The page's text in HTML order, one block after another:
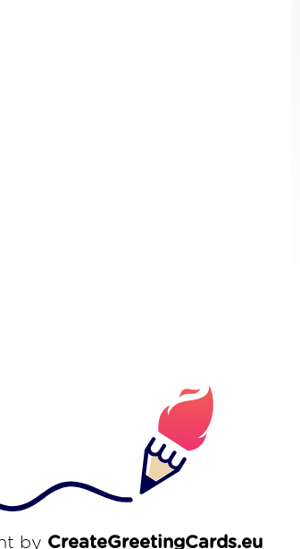
by CreateGreetingCards.eu